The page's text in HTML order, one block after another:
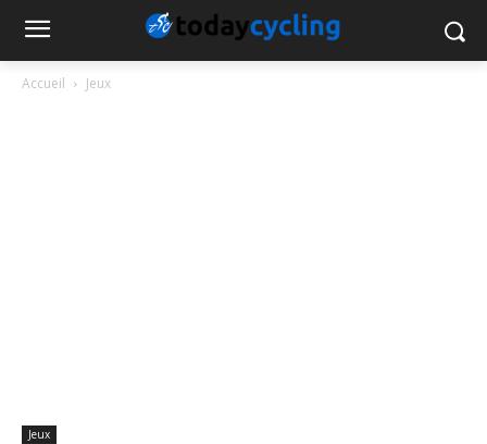
Accueil Jeux
Jeux